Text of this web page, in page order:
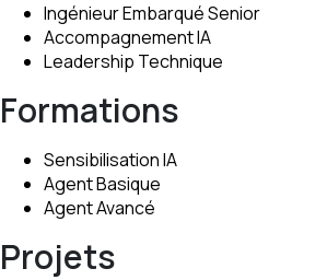
Ingénieur Embarqué Senior
Accompagnement IA
Leadership Technique
Formations
Sensibilisation IA
Agent Basique
Agent Avancé
Projets